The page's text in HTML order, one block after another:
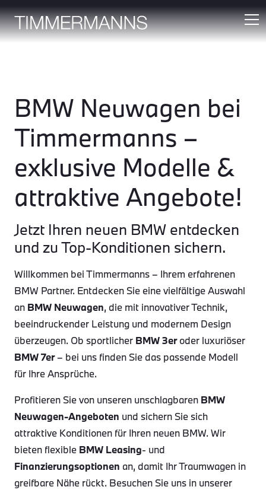
BMW Neuwagen bei
Timmermanns –
exklusive Modelle &
attraktive Angebote!
Jetzt Ihren neuen BMW entdecken
und zu Top-Konditionen sichern.
Willkommen bei Timmermanns – Ihrem erfahrenen
BMW Partner. Entdecken Sie eine vielfältige Auswahl
an BMW Neuwagen, die mit innovativer Technik,
beeindruckender Leistung und modernem Design
überzeugen. Ob sportlicher BMW 3eroder luxuriöser
BMW 7er– bei uns finden Sie das passende Modell
für Ihre Ansprüche.
Profitieren Sie von unseren unschlagbaren BMW
Neuwagen-Angeboten und sichern Sie sich
attraktive Konditionen für Ihren neuen BMW. Wir
bieten flexible BMW Leasing- und
Finanzierungsoptionen an, damit Ihr Traumwagen in
greifbare Nähe rückt. Besuchen Sie uns in unserer